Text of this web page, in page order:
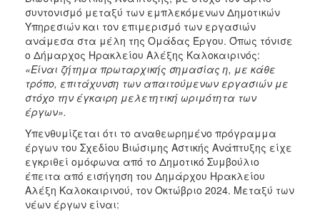
συντονισμό μεταξύ των εμπλεκόμενων Δημοτικών
Υπηρεσιών και τον επιμερισμό των εργασιών
ανάμεσα στα μέλη της Ομάδας Έργου. Όπως τόνισε
ο Δήμαρχος Ηρακλείου Αλέξης Καλοκαιρινός:
«Είναι ζήτημα πρωταρχικής σημασίας η, με κάθε
τρόπο, επιτάχυνση των απαιτούμενων εργασιών με
στόχο την έγκαιρη μελετητική ωριμότητα των
έργων».
Υπενθυμίζεται ότι το αναθεωρημένο πρόγραμμα
έργων του Σχεδίου Βιώσιμης Αστικής Ανάπτυξης είχε
εγκριθεί ομόφωνα από το Δημοτικό Συμβούλιο
έπειτα από εισήγηση του Δημάρχου Ηρακλείου
Αλέξη Καλοκαιρινού, τον Οκτώβριο 2024. Μεταξύ των
νέων έργων είναι: